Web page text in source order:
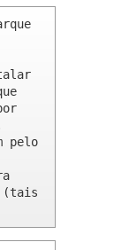
pelo
(tais